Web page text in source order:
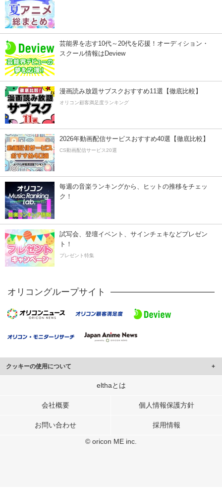
芸能界を志す10代～20代を応援！オーディション・
スクール情報はDeview
漫画読み放題サブスクおすすめ11選【徹底比較】
オリコン顧客満足度ランキング
2026年動画配信サービスおすすめ40選【徹底比較】
CS動画配信サービス20選
毎週の音楽ランキングから、ヒットの推移をチェッ
ク！
試写会、登壇イベント、サインチェキなどプレゼン
ト！
プレゼント特集
オリコングループサイト
クッキーの使用について
このサイトでは Cookie を使用して、ユーザーに合わせたコンテンツや広告の
行っています。
メディアや広告配信、データ解析の各パートナーに提供しています。
elthaとは
会社概要 個人情報保護方針
お問い合わせ 採用情報
© oricon ME inc.